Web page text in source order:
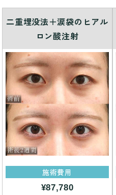
二重埋没法＋涙袋のヒアル
ロン酸注射
施術費用
¥87,780